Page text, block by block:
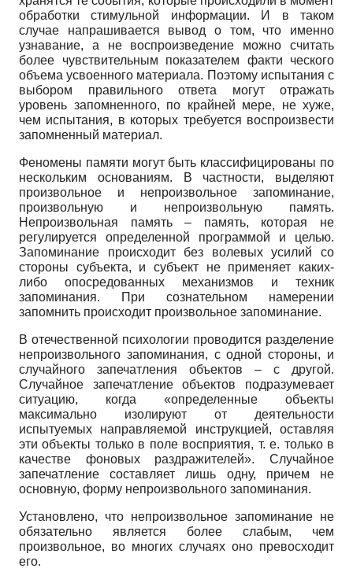
обработки стимульной информации. И в таком
случае напрашивается вывод о том, что именно
узнавание, а не воспроизведение можно считать
более чувствительным показателем факти ческого
объема усвоенного материала. Поэтому испытания с
выбором правильного ответа могут отражать
уровень запомненного, по крайней мере, не хуже,
чем испытания, в которых требуется воспроизвести
запомненный материал.
Феномены памяти могут быть классифицированы по
нескольким основаниям. В частности, выделяют
произвольное и непроизвольное запоминание,
произвольную и непроизвольную память.
Непроизвольная память – память, которая не
регулируется определенной программой и целью.
Запоминание происходит без волевых усилий со
стороны субъекта, и субъект не применяет каких-
либо опосредованных механизмов и техник
запоминания. При сознательном намерении
запомнить происходит произвольное запоминание.
В отечественной психологии проводится разделение
непроизвольного запоминания, с одной стороны, и
случайного запечатления объектов – с другой.
Случайное запечатление объектов подразумевает
ситуацию, когда «определенные объекты
максимально изолируют от деятельности
испытуемых направляемой инструкцией, оставляя
эти объекты только в поле восприятия, т. е. только в
качестве фоновых раздражителей». Случайное
запечатление составляет лишь одну, причем не
основную, форму непроизвольного запоминания.
Установлено, что непроизвольное запоминание не
обязательно является более слабым, чем
произвольное, во многих случаях оно превосходит
его.